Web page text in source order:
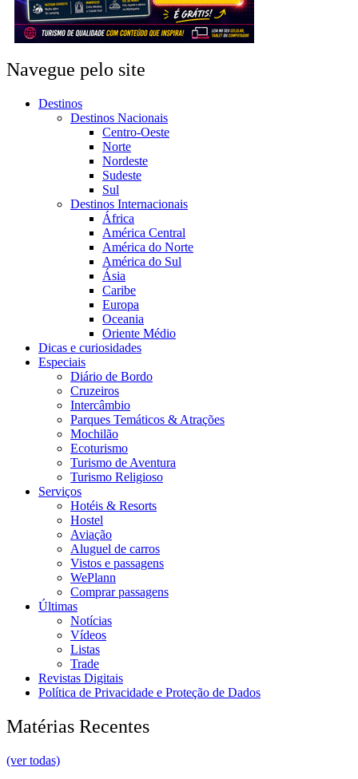
Navegue pelo site
Destinos
Destinos Nacionais
Centro-Oeste
Norte
Nordeste
Sudeste
Sul
Destinos Internacionais
África
América Central
América do Norte
América do Sul
Ásia
Caribe
Europa
Oceania
Oriente Médio
Dicas e curiosidades
Especiais
Diário de Bordo
Cruzeiros
Intercâmbio
Parques Temáticos & Atrações
Mochilão
Ecoturismo
Turismo de Aventura
Turismo Religioso
Serviços
Hotéis & Resorts
Hostel
Aviação
Aluguel de carros
Vistos e passagens
WePlann
Comprar passagens
Últimas
Notícias
Vídeos
Listas
Trade
Revistas Digitais
Política de Privacidade e Proteção de Dados
Matérias Recentes
(ver todas)